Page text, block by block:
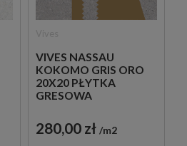
VIVES NASSAU
KOKOMO GRIS ORO
20X20 PŁYTKA
GRESOWA
280,00 zł m2